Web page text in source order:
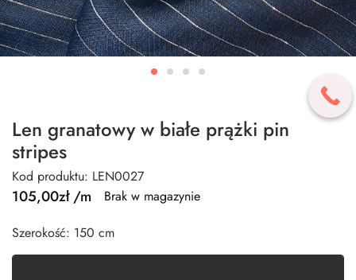
Len granatowy w białe prążki pin
stripes
Kod produktu: LEN0027
105,00zł/m
Brak w magazynie
Szerokość: 150 cm